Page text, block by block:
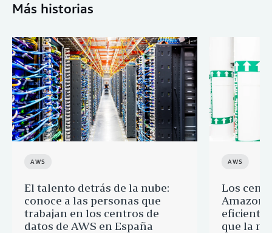
Más historias
AWS
El talento detrás de la nube:
conoce a las personas que
trabajan en los centros de
datos de AWS en España
AWS
Los
Amazon
que la